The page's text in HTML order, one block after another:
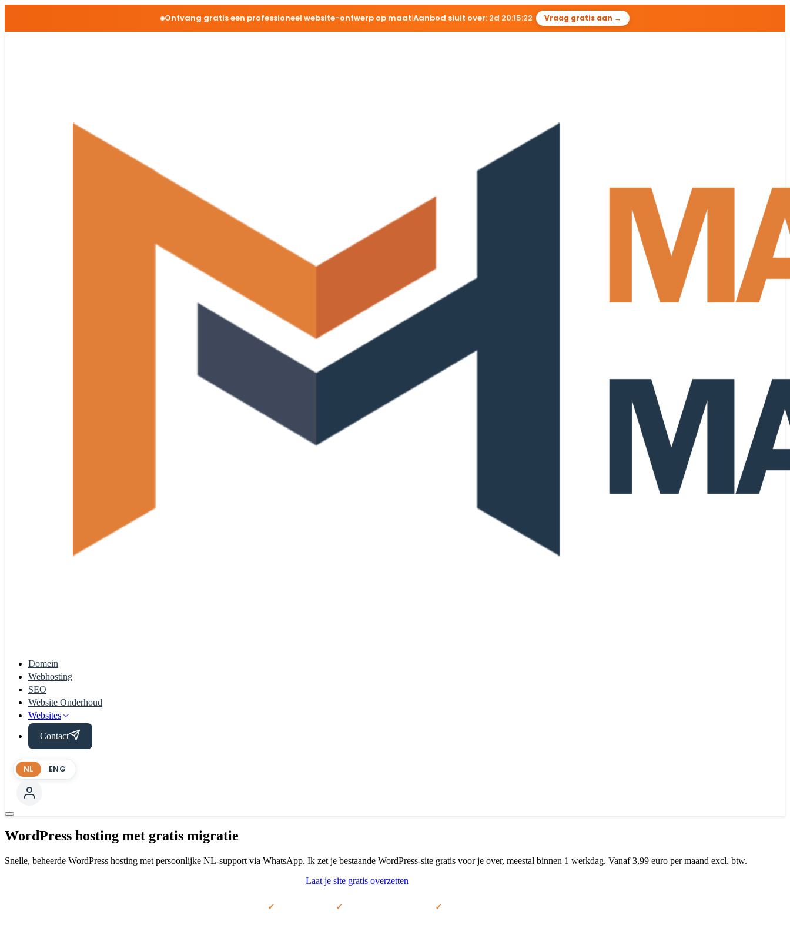
Ontvang gratis een professioneel website-ontwerp op maat|Aanbod sluit over:2d 20:15:21 Vraag gratis aan →
Domein
Webhosting
SEO
Website Onderhoud
Websites
Contact
NL ENG
WordPress hosting met gratis migratie
Snelle, beheerde WordPress hosting met persoonlijke NL-support via WhatsApp. Ik zet je bestaande WordPress-site gratis voor je over, meestal binnen 1 werkdag. Vanaf 3,99 euro per maand excl. btw.
Laat je site gratis overzetten